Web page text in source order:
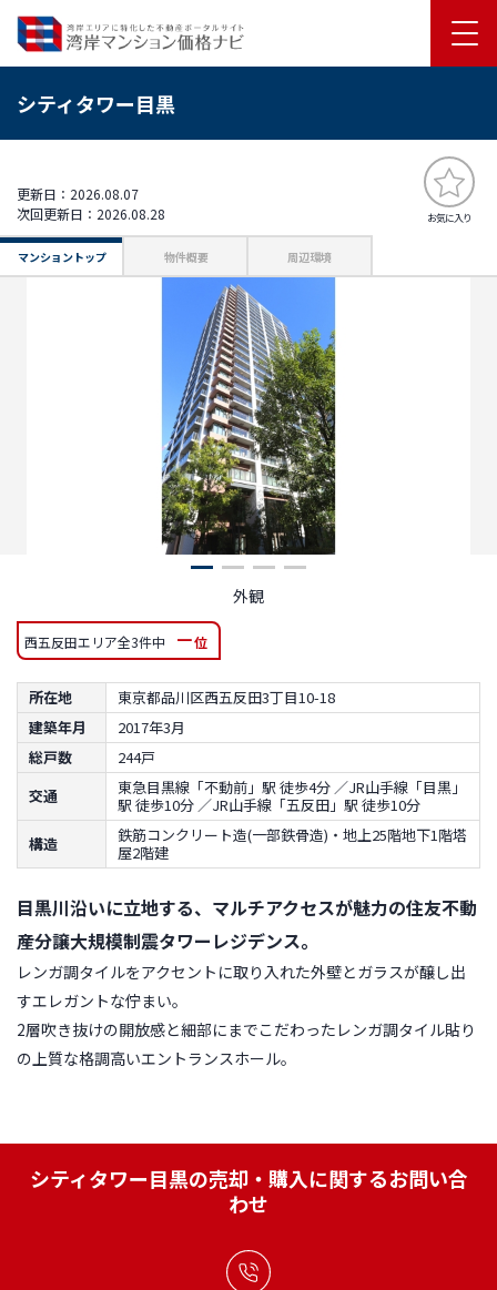
シティタワー目黒
お気に入り
更新日：2026.08.07
次回更新日：2026.08.28
マンショントップ 物件概要 周辺環境
外観
西五反田エリア全3件中 －位
所在地
東京都品川区西五反田3丁目10-18
建築年月
2017年3月
総戸数
244戸
交通
東急目黒線「不動前」駅 徒歩4分 ／JR山手線「目黒」
駅 徒歩10分 ／JR山手線「五反田」駅 徒歩10分
構造
鉄筋コンクリート造(一部鉄骨造)・地上25階地下1階塔
屋2階建
目黒川沿いに立地する、マルチアクセスが魅力の住友不動
産分譲大規模制震タワーレジデンス。
レンガ調タイルをアクセントに取り入れた外壁とガラスが醸し出
すエレガントな佇まい。
2層吹き抜けの開放感と細部にまでこだわったレンガ調タイル貼り
の上質な格調高いエントランスホール。
シティタワー目黒の売却・購入に関するお問い合
わせ